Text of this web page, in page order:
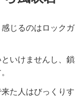
じるのはロック
いけませんし、
た人はびっくり